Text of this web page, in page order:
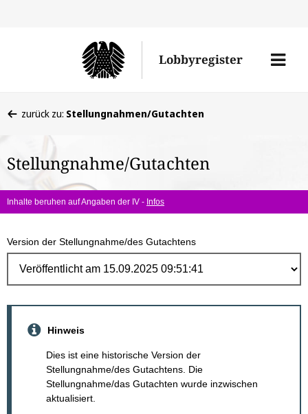
Lobbyregister
Menü
befinden
hier:
zurück zu: Stellungnahmen/Gutachten
Stellungnahme/Gutachten
Inhalte beruhen auf Angaben der IV - Infos
Version der Stellungnahme/des Gutachtens
Hinweis
Dies ist eine historische Version der
Stellungnahme/des Gutachtens. Die
Stellungnahme/das Gutachten wurde inzwischen
aktualisiert.